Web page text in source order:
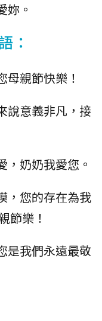
妳。
：
母親節快樂！
說意義非凡，接
，奶奶我愛您。
，您的存在為我
節樂！
是我們永遠最敬